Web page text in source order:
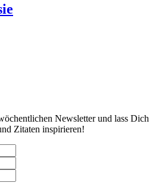
Newsletter und lass Dich
Zitaten inspirieren!